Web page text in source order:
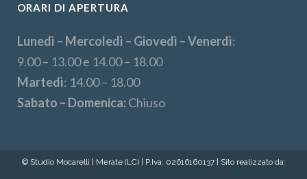
ORARI DI APERTURA
Lunedì – Mercoledì – Giovedì – Venerdì:
9.00 – 13.00 e 14.00 – 18.00
Martedì: 14.00 – 18.00
Sabato – Domenica:Chiuso
© Studio Mocarelli | Merate (LC) | P.Iva: 02616160137 | Sito realizzato da: